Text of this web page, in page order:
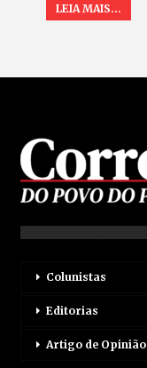
LEIA MAIS...
Colunistas
Editorias
Artigo de Opinião